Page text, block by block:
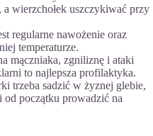
wierzchołek uszczykiwać przy
regularne nawożenie oraz
temperaturze.
mączniaka, zgniliznę i ataki
to najlepsza profilaktyka.
trzeba sadzić w żyznej glebie,
od początku prowadzić na